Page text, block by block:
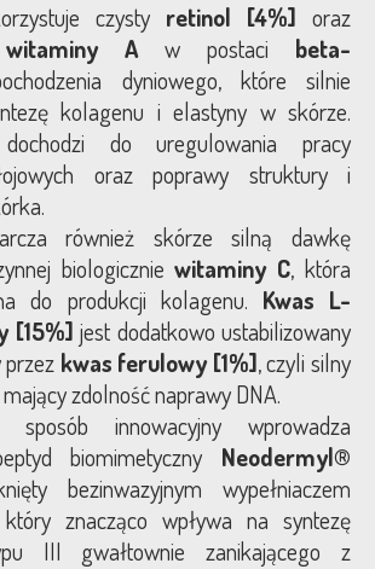
czysty retinol [4%] oraz
Aw postaci beta-
dyniowego, które silnie
kolagenu i elastyny w skórze.
dochodzi do uregulowania pracy
oraz poprawy struktury i
również skórze silną dawkę
biologiczniewitaminy C, która
do produkcji kolagenu. Kwas L-
[15%] jest dodatkowo ustabilizowany
kwas ferulowy [1%], czyli silny
zdolność naprawy DNA.
sposób innowacyjny wprowadza
biomimetyczny Neodermyl®
bezinwazyjnym wypełniaczem
który znacząco wpływa na syntezę
III gwałtownie zanikającego z